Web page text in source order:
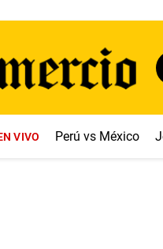
VIVO Perú vs México